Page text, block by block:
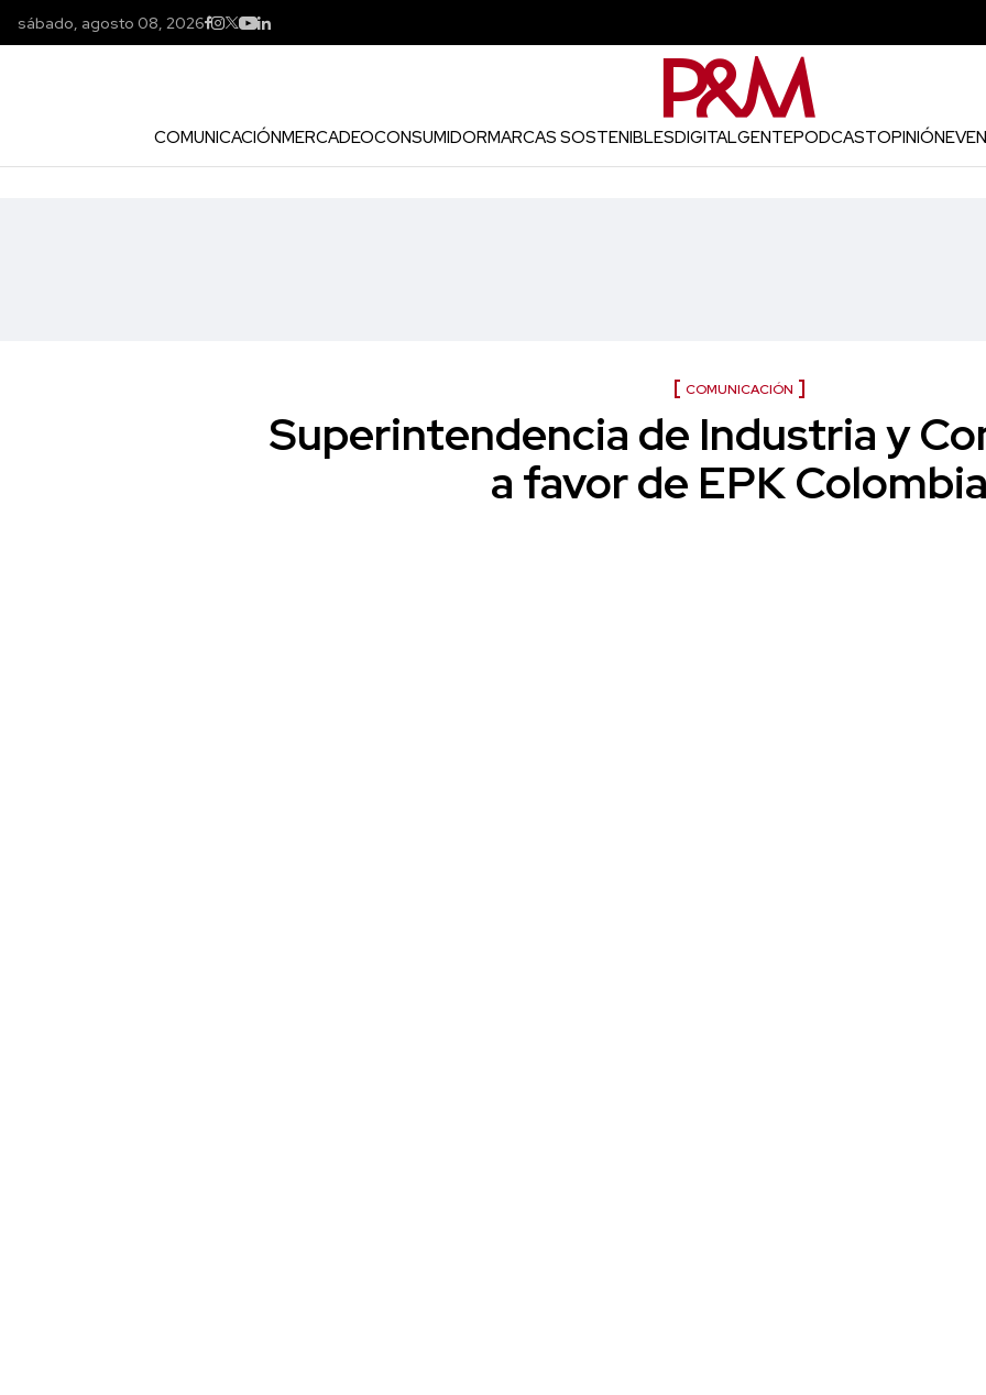
sábado, agosto 08, 2026
COMUNICACIÓNMERCADEOCONSUMIDORMARCAS SOSTENIBLESDIGITALGENTEPODCASTOPINIÓN
COMUNICACIÓN
Superintendencia de Industria y
a favor de EPK Colombia